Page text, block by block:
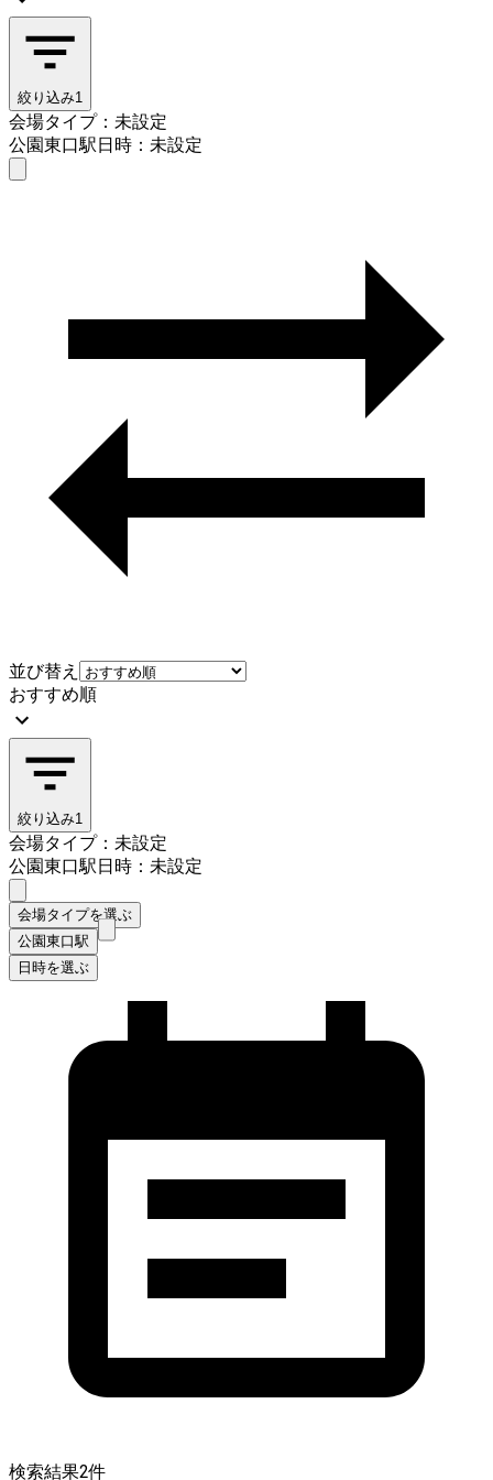
絞り込み1
会場タイプ：未設定
公園東口駅日時：未設定
並び替え
おすすめ順
絞り込み1
会場タイプ：未設定
公園東口駅日時：未設定
会場タイプを選ぶ
公園東口駅
日時を選ぶ
検索結果2件